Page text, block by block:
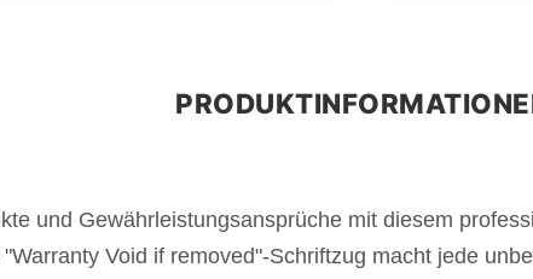
und Gewährleistungsansprüche mit diesem
Void if removed"-Schriftzug macht jede